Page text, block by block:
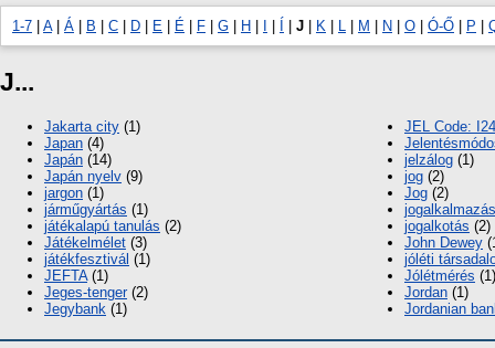
1-7 A| Á B C D E É F G H J K L M N O Ó-Ő P
J...
Jakarta city (1)
Japan (4)
Japán (14)
Japán nyelv (9)
jargon (1)
járműgyártás (1)
játékalapú tanulás (2)
Játékelmélet (3)
játékfesztivál (1)
JEFTA(1)
Jeges-tenger(2)
Jegybank (1)
JEL Code:
jelzálog (1)
jog (2)
Jog (2)
jogalkalmazás
jogalkotás (2)
John Dewey
jóléti
Jólétmérés (1)
Jordan (1)
Jordanian